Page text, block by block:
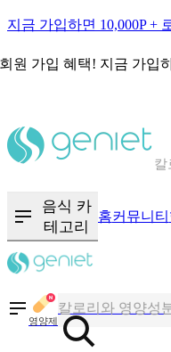
지금 가입하면 10,000P +
원 가입 혜택! 지금 가입
혈
음식 카
테고리
홈커뮤니티
영양제
칼로리와 영양성
혈당 · 다이어트
음식 · 영양제 리